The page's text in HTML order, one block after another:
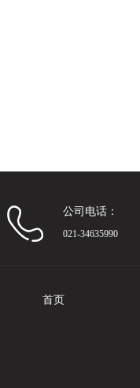
公司电话：
021-34635990
首页